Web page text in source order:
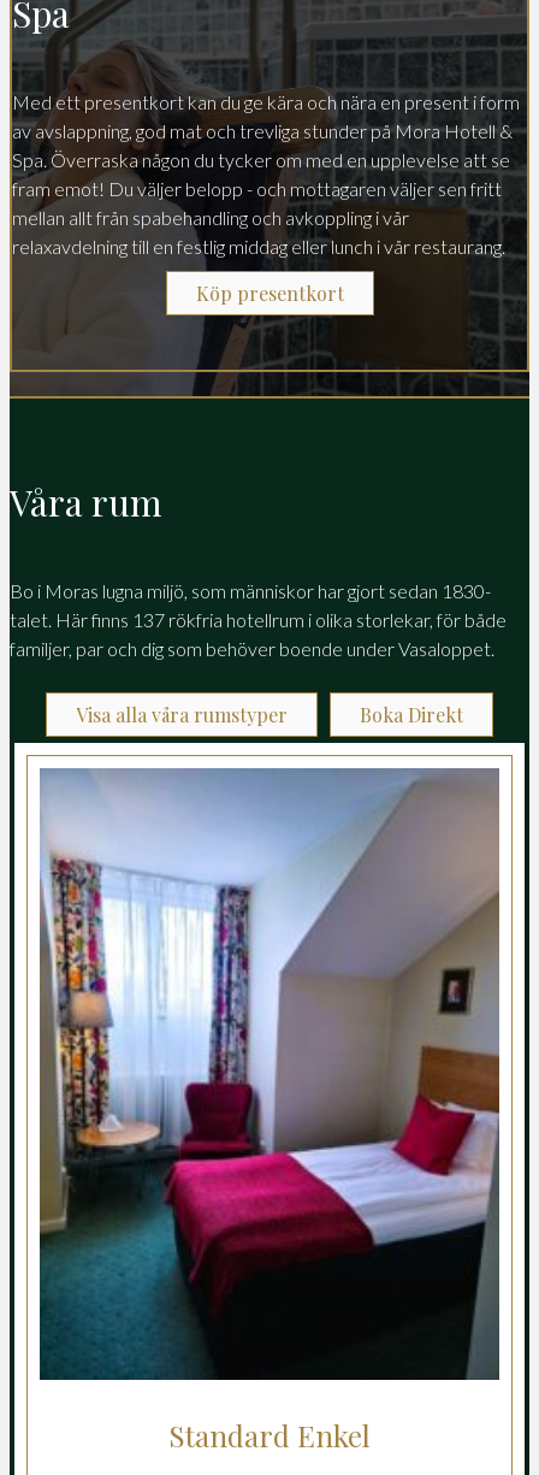
Spa
Med ett presentkort kan du ge kära och nära en present i form
av avslappning, god mat och trevliga stunder på Mora Hotell &
Spa. Överraska någon du tycker om med en upplevelse att se
fram emot! Du väljer belopp - och mottagaren väljer sen fritt
mellan allt från spabehandling och avkoppling i vår
relaxavdelning till en festlig middag eller lunch i vår restaurang.
Köp presentkort
Våra rum
Bo i Moras lugna miljö, som människor har gjort sedan 1830-
talet. Här finns 137 rökfria hotellrum i olika storlekar, för både
familjer, par och dig som behöver boende under Vasaloppet.
Visa alla våra rumstyper Boka Direkt
Standard Enkel